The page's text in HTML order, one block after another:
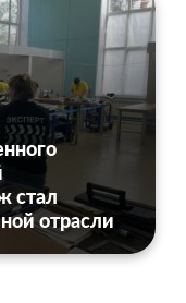
стал
отрасли